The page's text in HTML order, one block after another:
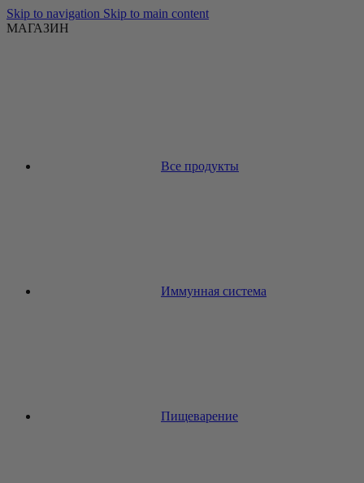
Skip to navigation Skip to main content
МАГАЗИН
Все продукты
Иммунная система
Пищеварение